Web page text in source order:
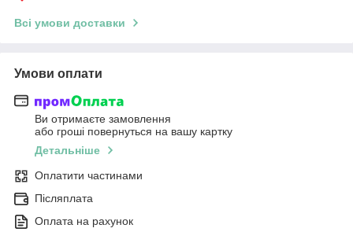
Всі умови доставки
Умови оплати
Ви отримаєте замовлення
або гроші повернуться на вашу картку
Детальніше
Оплатити частинами
Післяплата
Оплата на рахунок